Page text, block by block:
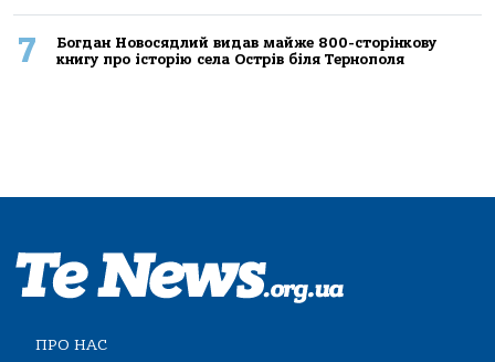
7
Богдан Новосядлий видав майже 800-сторінкову
книгу про історію села Острів біля Тернополя
ПРО НАС